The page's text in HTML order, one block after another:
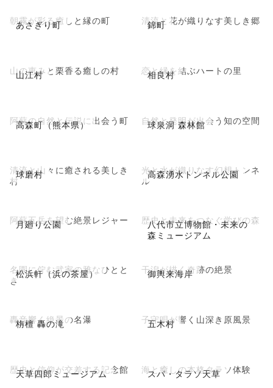
あさぎり町
朝霧が彩る癒しと縁の町 錦町
清流と花が織りなす美しき郷
山江村
山の恵みと栗香る癒しの村 相良村
恋と縁を結ぶハートの里
高森町（熊本県）
阿蘇の自然と伝説に出会う町 球泉洞 森林館
自然と発明が出会う知の空間
球磨村
清流と山々に癒される美しき
村
高森湧水トンネル公園
光と水が織りなす幻想トンネ
ル
月廻り公園
阿蘇五岳を望む絶景レジャー
八代市立博物館・未来の
森ミュージアム
歴史と未来をつなぐ学びの森
松浜軒（浜の茶屋）
名園に佇む武家の雅なひとと
き
御輿来海岸
干潟が描く奇跡の絶景
栴檀 轟の滝
轟音響く絶景の名瀑 五木村
子守唄が響く山深き原風景
天草四郎ミュージアム
歴史と信仰が交差する記念館 スパ・タラソ天草
海と癒しの本格タラソ体験